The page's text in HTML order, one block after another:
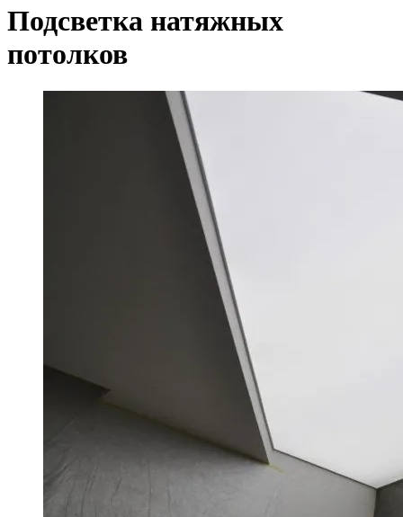
Подсветка натяжных
потолков